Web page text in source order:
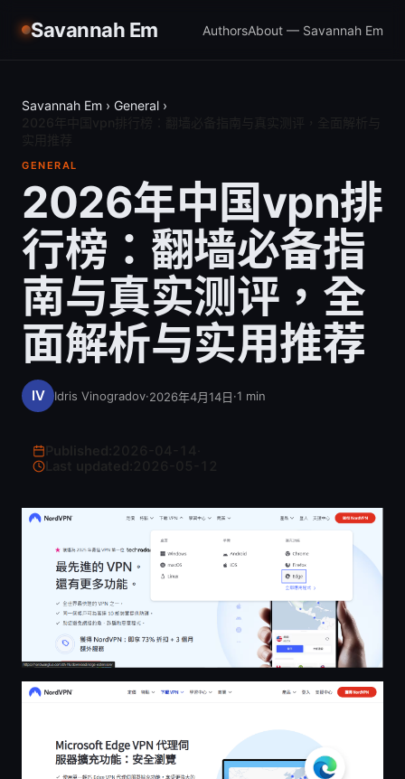
Savannah Em AuthorsAbout — Savannah Em
Savannah Em › General ›
GENERAL
2026年中国vpn排
行榜：翻墙必备指
南与真实测评，全
面解析与实用推荐
Idris Vinogradov·2026年4月14日·1 min
Last updated: